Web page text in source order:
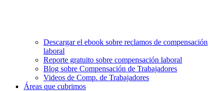
Descargar el ebook sobre reclamos de compensación
laboral
Reporte gratuito sobre compensación laboral
Blog sobre Compensación de Trabajadores
Videos de Comp. de Trabajadores
Áreas que cubrimos